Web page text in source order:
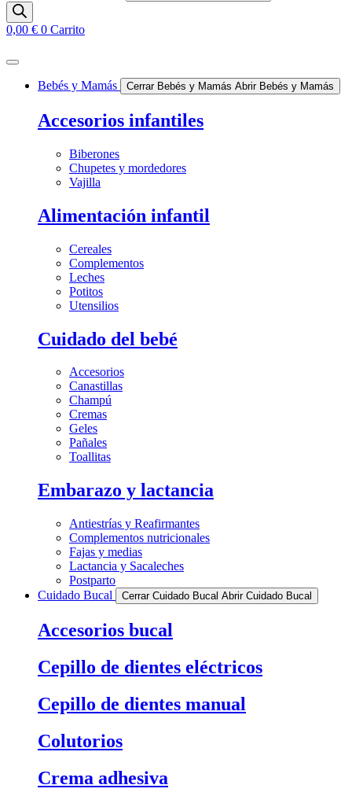
0,00 € 0 Carrito
Bebés y Mamás Cerrar Bebés y Mamás Abrir Bebés y Mamás
Accesorios infantiles
Biberones
Chupetes y mordedores
Vajilla
Alimentación infantil
Cereales
Complementos
Leches
Potitos
Utensilios
Cuidado del bebé
Accesorios
Canastillas
Champú
Cremas
Geles
Pañales
Toallitas
Embarazo y lactancia
Antiestrías y Reafirmantes
Complementos nutricionales
Fajas y medias
Lactancia y Sacaleches
Postparto
Cuidado Bucal
Cerrar Cuidado Bucal Abrir Cuidado Bucal
Accesorios bucal
Cepillo de dientes eléctricos
Cepillo de dientes manual
Colutorios
Crema adhesiva